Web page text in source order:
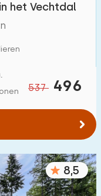
het Vechtdal
537 496
8,5